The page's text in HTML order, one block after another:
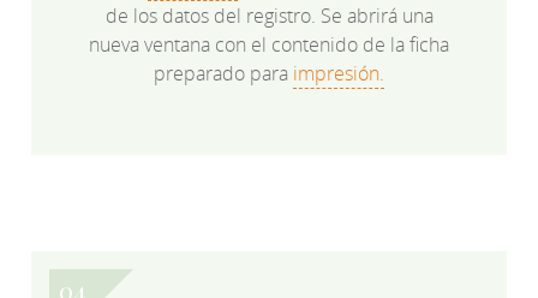
de los datos del registro. Se abrirá una
nueva ventana con el contenido de la ficha
preparado para impresión.